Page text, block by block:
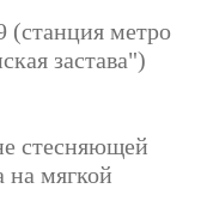
(станция метро
застава")
стесняющей
на мягкой